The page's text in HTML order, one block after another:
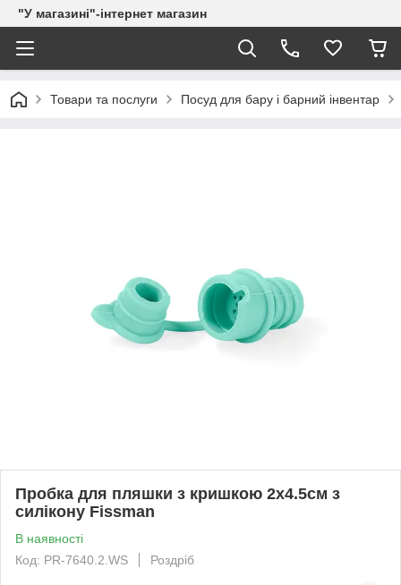
"У магазині"-інтернет магазин
Товари та послуги Посуд для бару і барний інвентар
Пробка для пляшки з кришкою 2х4.5см з
силікону Fissman
В наявності
Код: PR-7640.2.WS
Роздріб